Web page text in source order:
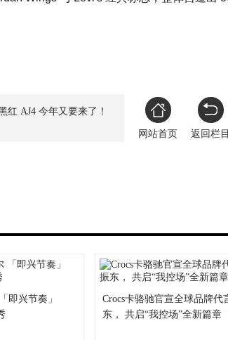
红 AJ4 今年又要来了！
网站首页 返回栏目
即兴节奏」
Crocs卡骆驰官宣全球品牌代
东， 共启“我控场”全新篇章